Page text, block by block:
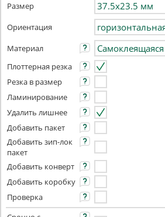
Размер
Ориентация
Материал
Плоттерная резка
Резка в размер
Ламинирование
Удалить лишнее
Добавить пакет
Добавить зип-лок
пакет
Добавить конверт
Добавить коробку
Проверка